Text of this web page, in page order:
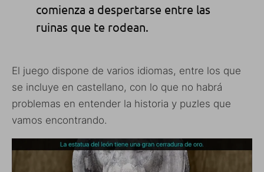
comienza a despertarse entre las
ruinas que te rodean.
El juego dispone de varios idiomas, entre los que
se incluye en castellano, con lo que no habrá
problemas en entender la historia y puzles que
vamos encontrando.